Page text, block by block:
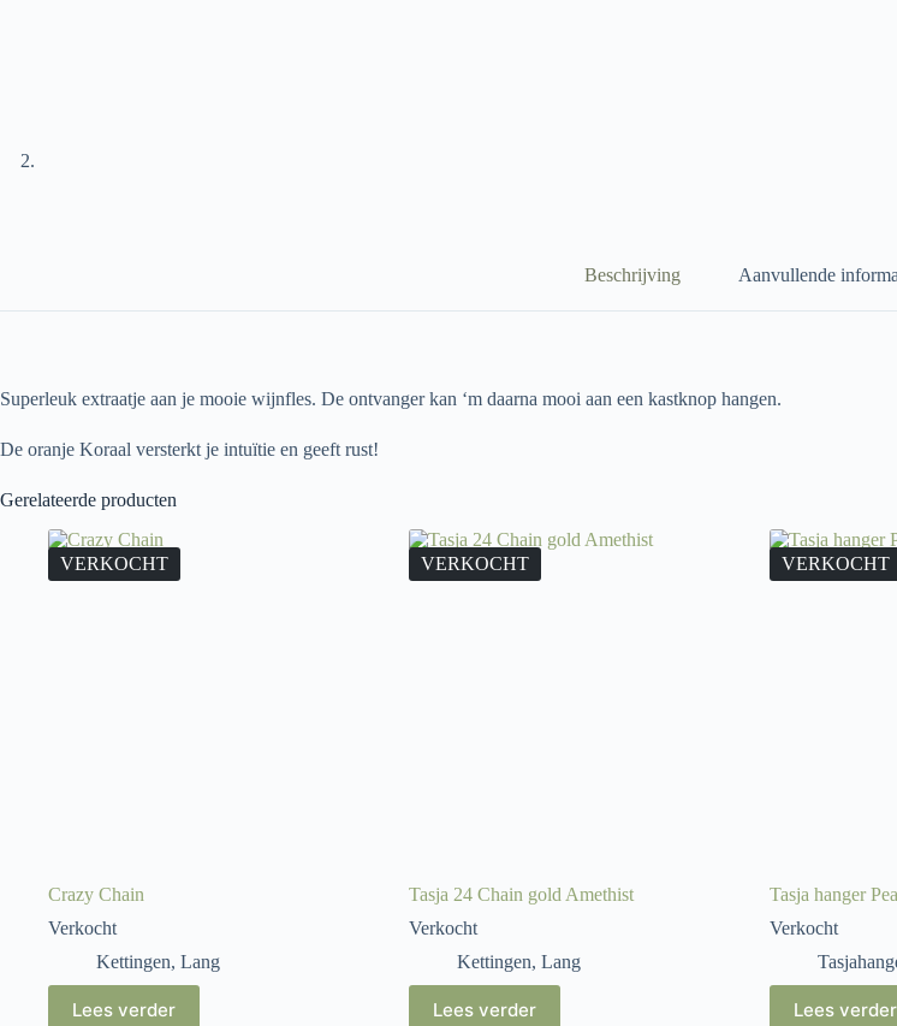
Beschrijving Aanvullende
Superleuk extraatje aan je mooie wijnfles. De ontvanger kan ‘m daarna mooi aan een kastknop hangen.
De oranje Koraal versterkt je intuïtie en geeft rust!
Gerelateerde producten
VERKOCHT
Crazy Chain
Verkocht
Kettingen, Lang
Lees verder
VERKOCHT
Tasja 24 Chain gold Amethist
Verkocht
Kettingen, Lang
Lees verder
VERKOCHT
Tasja hanger
Verkocht
Lees verder